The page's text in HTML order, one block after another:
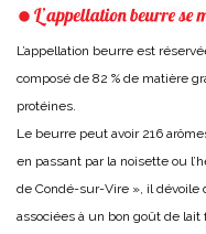
L’appellation beurre est
composé de 82 % de matière
protéines.
Le beurre peut avoir 216
en passant par la noisette ou
de Condé-sur-Vire », il dévoile
associées à un bon goût de lait